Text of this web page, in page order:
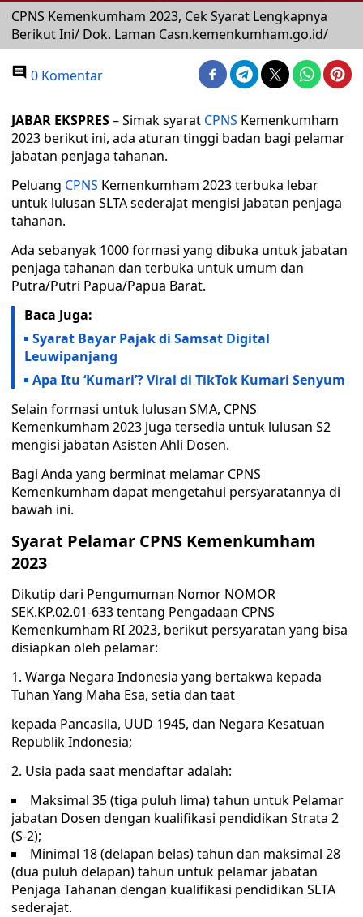
CPNS Kemenkumham 2023, Cek Syarat Lengkapnya
Berikut Ini/ Dok. Laman Casn.kemenkumham.go.id/
0 Komentar
JABAR EKSPRES– Simak syarat CPNS Kemenkumham
2023 berikut ini, ada aturan tinggi badan bagi pelamar
jabatan penjaga tahanan.
Peluang CPNS Kemenkumham 2023 terbuka lebar
untuk lulusan SLTA sederajat mengisi jabatan penjaga
tahanan.
Ada sebanyak 1000 formasi yang dibuka untuk jabatan
penjaga tahanan dan terbuka untuk umum dan
Putra/Putri Papua/Papua Barat.
Baca Juga:
Syarat Bayar Pajak di Samsat Digital
Leuwipanjang
Apa Itu ‘Kumari’? Viral di TikTok Kumari Senyum
Selain formasi untuk lulusan SMA, CPNS
Kemenkumham 2023 juga tersedia untuk lulusan S2
mengisi jabatan Asisten Ahli Dosen.
Bagi Anda yang berminat melamar CPNS
Kemenkumham dapat mengetahui persyaratannya di
bawah ini.
Syarat Pelamar CPNS Kemenkumham
2023
Dikutip dari Pengumuman Nomor NOMOR
SEK.KP.02.01-633 tentang Pengadaan CPNS
Kemenkumham RI 2023, berikut persyaratan yang bisa
disiapkan oleh pelamar:
1. Warga Negara Indonesia yang bertakwa kepada
Tuhan Yang Maha Esa, setia dan taat
kepada Pancasila, UUD 1945, dan Negara Kesatuan
Republik Indonesia;
2. Usia pada saat mendaftar adalah:
Maksimal 35 (tiga puluh lima) tahun untuk Pelamar
jabatan Dosen dengan kualifikasi pendidikan Strata 2
(S-2);
Minimal 18 (delapan belas) tahun dan maksimal 28
(dua puluh delapan) tahun untuk pelamar jabatan
Penjaga Tahanan dengan kualifikasi pendidikan SLTA
sederajat.